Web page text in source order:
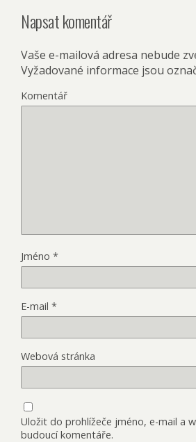
Napsat komentář
Vaše e-mailová adresa nebude
Vyžadované informace jsou
Komentář
Jméno *
E-mail *
Webová stránka
Uložit do prohlížeče jméno, e-mail a
budoucí komentáře.